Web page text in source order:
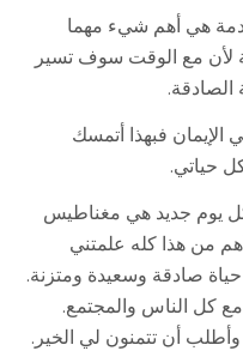
هي أهم شيء مهما
لأن مع الوقت سوف تسير
الصادقة.
الإيمان فبهذا أتمسك
حياتي.
يوم جديد هي مغناطيس
من هذا كله علمتني
صادقة وسعيدة ومتزنة.
مع كل الناس والمجتمع.
وأطلب أن تتمنون لي الخير.